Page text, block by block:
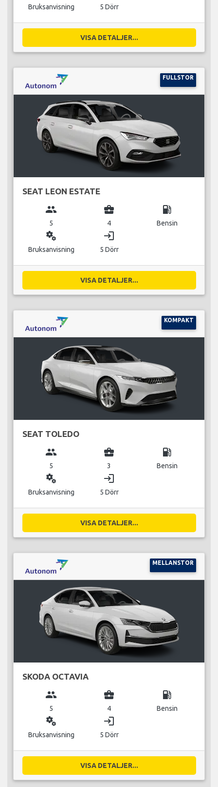
Bruksanvisning 5 Dörr
VISA DETALJER...
FULLSTOR
SEAT LEON ESTATE
group
5
business_center
4
local_gas_station
Bensin
miscellaneous_services
Bruksanvisning
login
5 Dörr
VISA DETALJER...
KOMPAKT
SEAT TOLEDO
group
5
business_center
3
local_gas_station
Bensin
miscellaneous_services
Bruksanvisning
login
5 Dörr
VISA DETALJER...
MELLANSTOR
SKODA OCTAVIA
group
5
business_center
4
local_gas_station
Bensin
miscellaneous_services
Bruksanvisning
login
5 Dörr
VISA DETALJER...